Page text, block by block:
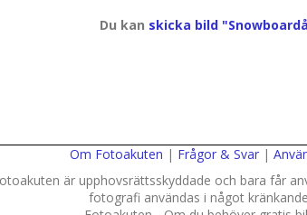
Du kan skicka bild
Om Fotoakuten | Frågor & Svar |
är upphovsrättsskyddade och bara får
fotografi användas i något